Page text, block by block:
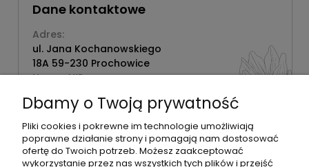
Dane kontaktowe
Adres:
ul. Jana Kochanowskiego
18A 59-230 Prochowice
Numer NIP:
Telefon:
518358020
Dbamy o Twoją prywatność
Pliki cookies i pokrewne im technologie umożliwiają
poprawne działanie strony i pomagają nam dostosować
ofertę do Twoich potrzeb. Możesz zaakceptować
wykorzystanie przez nas wszystkich tych plików i przejść